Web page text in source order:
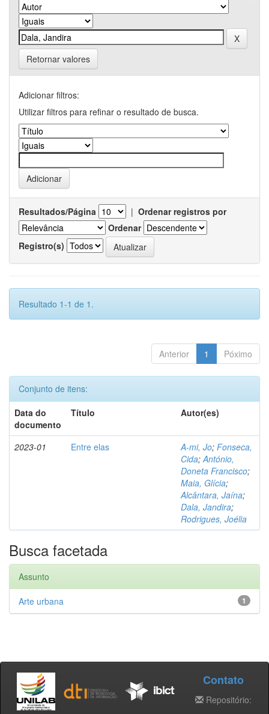
Retornar valores
Adicionar filtros:
Utilizar filtros para refinar o resultado de busca.
Resultados/Página | Ordenar registros por
Ordenar
Registro(s)
Resultado 1-1 de 1.
Anterior 1 Póximo
Conjunto de itens:
Data do
documento
Título Autor(es)
2023-01 Entre elas A-mi, Jo; Fonseca,
Cida;António,
Doneta Francisco;
Maia, Glícia;
Alcântara, Jaína;
Dala, Jandira;
Rodrigues, Joélia
Busca facetada
Assunto
1
Arte urbana
Contato
Repositório: